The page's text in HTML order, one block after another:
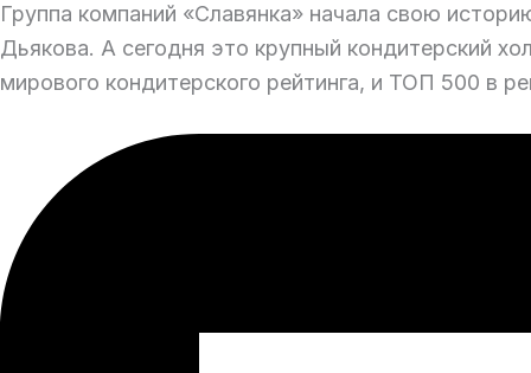
Группа компаний «Славянка» начала свою
Дьякова. А сегодня это крупный кондитерский
мирового кондитерского рейтинга, и ТОП 500 в